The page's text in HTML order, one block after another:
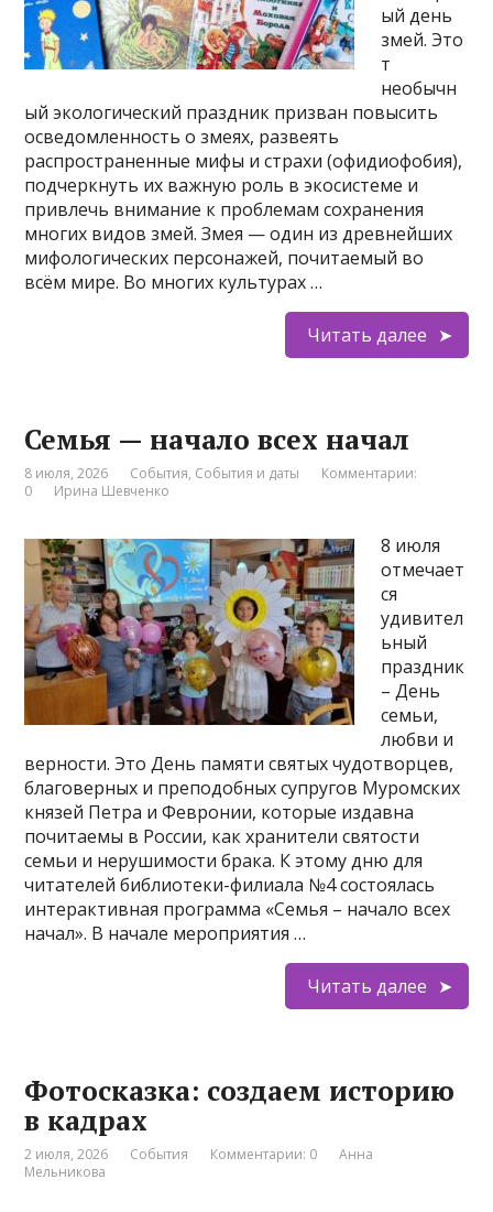
ый день
змей. Это
т
необычн
ый экологический праздник призван повысить
осведомленность о змеях, развеять
распространенные мифы и страхи (офидиофобия),
подчеркнуть их важную роль в экосистеме и
привлечь внимание к проблемам сохранения
многих видов змей. Змея — один из древнейших
мифологических персонажей, почитаемый во
всём мире. Во многих культурах …
Читать далее
Семья — начало всех начал
8 июля, 2026 События, События и даты
Комментарии:
0
Ирина Шевченко
8 июля
отмечает
ся
удивител
ьный
праздник
– День
семьи,
любви и
верности. Это День памяти святых чудотворцев,
благоверных и преподобных супругов Муромских
князей Петра и Февронии, которые издавна
почитаемы в России, как хранители святости
семьи и нерушимости брака. К этому дню для
читателей библиотеки-филиала №4 состоялась
интерактивная программа «Семья – начало всех
начал». В начале мероприятия …
Читать далее
Фотосказка: создаем историю
в кадрах
2 июля, 2026 События Комментарии: 0
Анна
Мельникова